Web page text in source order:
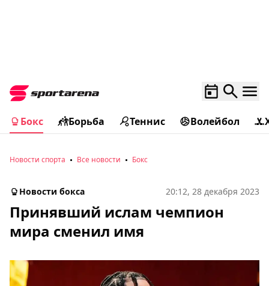
Бокс Борьба Теннис Волейбол
Новости спорта Все новости Бокс
Новости бокса 20:12, 28 декабря 2023
Принявший ислам чемпион
мира сменил имя